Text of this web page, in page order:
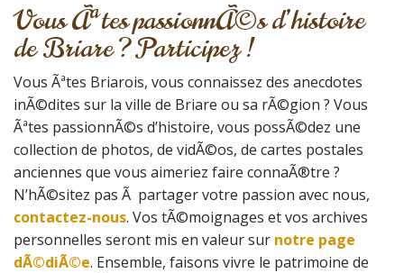
Vous Ãªtes passionnÃ©s d’histoire
de Briare ? Participez !
Vous Ãªtes Briarois, vous connaissez des anecdotes
inÃ©dites sur la ville de Briare ou sa rÃ©gion ? Vous
Ãªtes passionnÃ©s d’histoire, vous possÃ©dez une
collection de photos, de vidÃ©os, de cartes postales
anciennes que vous aimeriez faire connaÃ®tre ?
N’hÃ©sitez pas Ã partager votre passion avec nous,
contactez-nous. Vos tÃ©moignages et vos archives
personnelles seront mis en valeur sur notre page
dÃ©diÃ©e. Ensemble, faisons vivre le patrimoine de